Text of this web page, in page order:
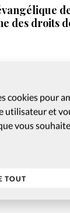
cookies pour
utilisateur et
vous
TOUT
des droits